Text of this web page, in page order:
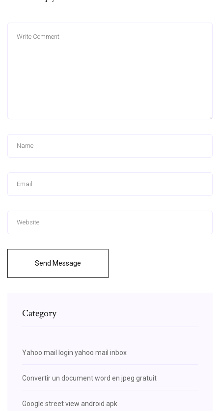
Send Message
Category
Yahoo mail login yahoo mail inbox
Convertir un document word en jpeg gratuit
Google street view android apk